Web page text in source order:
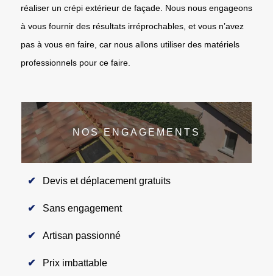
réaliser un crépi extérieur de façade. Nous nous engageons
à vous fournir des résultats irréprochables, et vous n’avez
pas à vous en faire, car nous allons utiliser des matériels
professionnels pour ce faire.
NOS ENGAGEMENTS
Devis et déplacement gratuits
Sans engagement
Artisan passionné
Prix imbattable